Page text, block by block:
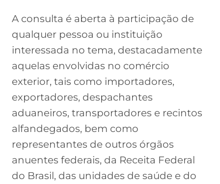
A consulta é aberta à participação de
qualquer pessoa ou instituição
interessada no tema, destacadamente
aquelas envolvidas no comércio
exterior, tais como importadores,
exportadores, despachantes
aduaneiros, transportadores e recintos
alfandegados, bem como
representantes de outros órgãos
anuentes federais, da Receita Federal
do Brasil, das unidades de saúde e do